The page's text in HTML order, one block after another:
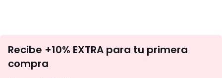
te
Recibe +10% EXTRA para tu primera
compra